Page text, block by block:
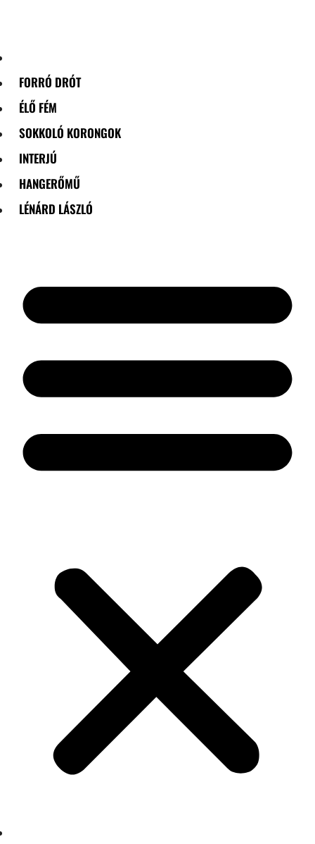
FORRÓ DRÓT
ÉLŐ FÉM
SOKKOLÓ KORONGOK
INTERJÚ
HANGERŐMŰ
LÉNÁRD LÁSZLÓ